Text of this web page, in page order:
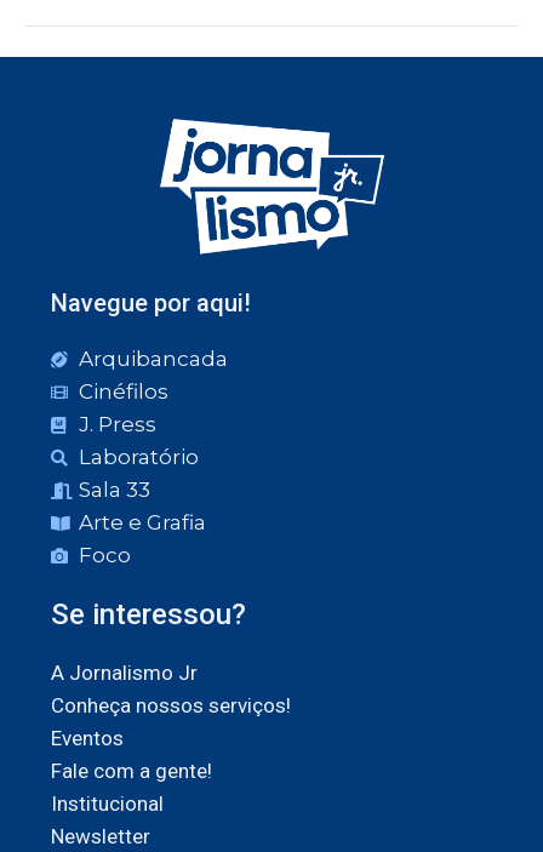
Navegue por aqui!
Arquibancada
Cinéfilos
J. Press
Laboratório
Sala 33
Arte e Grafia
Foco
Se interessou?
A Jornalismo Jr
Conheça nossos serviços!
Eventos
Fale com a gente!
Institucional
Newsletter